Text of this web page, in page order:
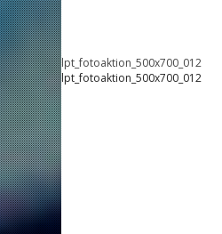
lpt_fotoaktion_500x700_012
lpt_fotoaktion_500x700_012